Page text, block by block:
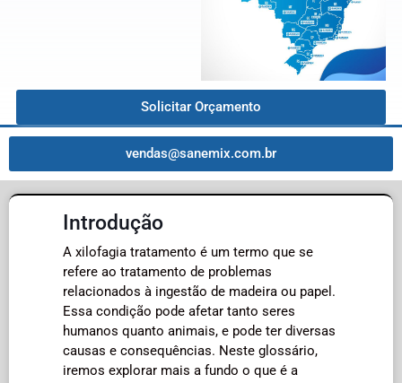
Solicitar Orçamento
vendas@sanemix.com.br
Introdução
A xilofagia tratamento é um termo que se
refere ao tratamento de problemas
relacionados à ingestão de madeira ou papel.
Essa condição pode afetar tanto seres
humanos quanto animais, e pode ter diversas
causas e consequências. Neste glossário,
iremos explorar mais a fundo o que é a